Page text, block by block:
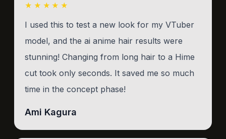
★★★★★
I used this to test a new look for my VTuber
model, and the ai anime hair results were
stunning! Changing from long hair to a Hime
cut took only seconds. It saved me so much
time in the concept phase!
Ami Kagura